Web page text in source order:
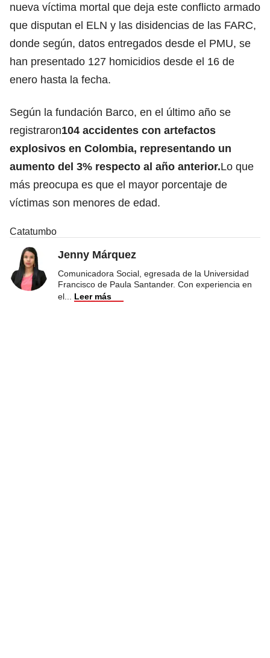
nueva víctima mortal que deja este conflicto armado
que disputan el ELN y las disidencias de las FARC,
donde según, datos entregados desde el PMU, se
han presentado 127 homicidios desde el 16 de
enero hasta la fecha.
Según la fundación Barco, en el último año se
registraron104 accidentes con artefactos
explosivos en Colombia, representando un
aumento del 3% respecto al año anterior.Lo que
más preocupa es que el mayor porcentaje de
víctimas son menores de edad.
Catatumbo
Jenny Márquez
Comunicadora Social, egresada de la Universidad
Francisco de Paula Santander. Con experiencia en
el
Leer más